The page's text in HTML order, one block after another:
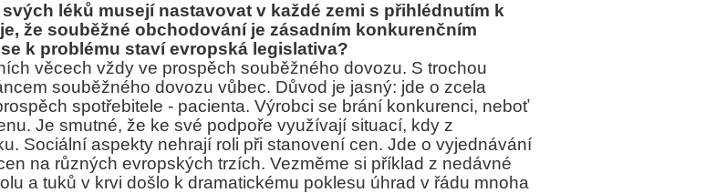
léků musejí nastavovat v každé zemi s přihlédnutím k
že souběžné obchodování je zásadním konkurenčním
k problému staví evropská legislativa?
věcech vždy ve prospěch souběžného dovozu. S trochou
souběžného dovozu vůbec. Důvod je jasný: jde o zcela
spotřebitele - pacienta. Výrobci se brání konkurenci, neboť
Je smutné, že ke své podpoře využívají situací, kdy z
Sociální aspekty nehrají roli při stanovení cen. Jde o vyjednávání
na různých evropských trzích. Vezměme si příklad z nedávné
a tuků v krvi došlo k dramatickému poklesu úhrad v řádu mnoha